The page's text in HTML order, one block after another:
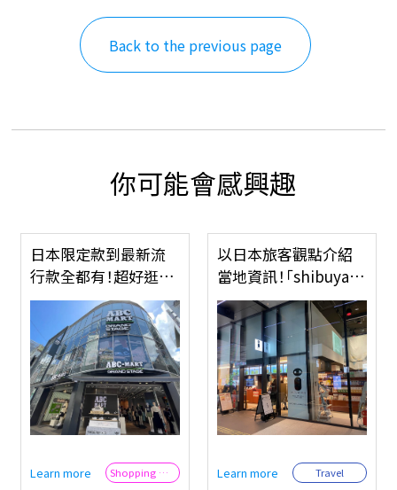
Back to the previous page
你可能會感興趣
以日本旅客觀點介紹
當地資訊！「shibuya-
san」澀谷的觀光資訊
兼藝術中心
Learn more Travel
【東京】原宿景點再+1
血拚新去處「WITH
HARAJUKU」
Learn more